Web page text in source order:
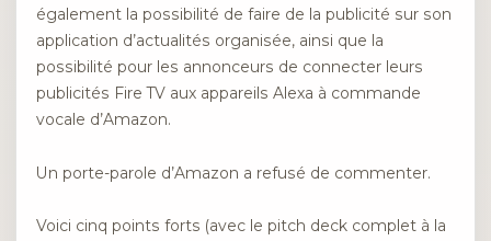
également la possibilité de faire de la publicité sur son
application d’actualités organisée, ainsi que la
possibilité pour les annonceurs de connecter leurs
publicités Fire TV aux appareils Alexa à commande
vocale d’Amazon.
Un porte-parole d’Amazon a refusé de commenter.
Voici cinq points forts (avec le pitch deck complet à la